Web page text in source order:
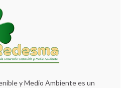
y Medio Ambiente es un